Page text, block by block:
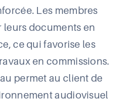
Les membres
leurs documents en
ce qui favorise les
en commissions.
permet au client de
audiovisuel